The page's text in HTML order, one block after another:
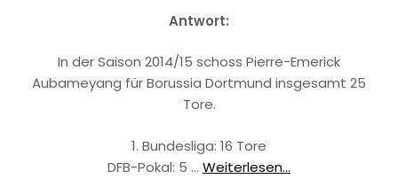
Antwort:
In der Saison 2014/15 schoss Pierre-Emerick
Aubameyang für Borussia Dortmund insgesamt 25
Tore.
1. Bundesliga: 16 Tore
DFB-Pokal: 5 … Weiterlesen...